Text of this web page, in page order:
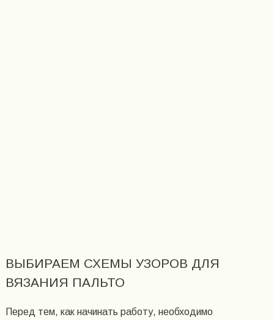
ВЫБИРАЕМ СХЕМЫ УЗОРОВ ДЛЯ
ВЯЗАНИЯ ПАЛЬТО
Перед тем, как начинать работу, необходимо